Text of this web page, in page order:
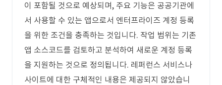
이 포함될 것으로 예상되며, 주요 기능은 공공기관에
서 사용할 수 있는 앱으로서 엔터프라이즈 계정 등록
을 위한 조건을 충족하는 것입니다. 작업 범위는 기존
앱 소스코드를 검토하고 분석하여 새로운 계정 등록
을 지원하는 것으로 정의됩니다. 레퍼런스 서비스나
사이트에 대한 구체적인 내용은 제공되지 않았습니